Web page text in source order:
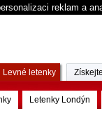
reklam a
Levné letenky
Letenky Londýn